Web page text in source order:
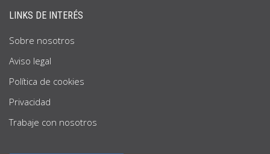
LINKS DE INTERÉS
Sobre nosotros
Aviso legal
Política de cookies
Privacidad
Trabaje con nosotros